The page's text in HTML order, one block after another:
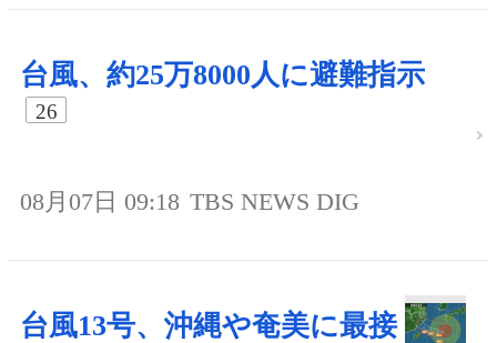
台風、約25万8000人に避難指示
26
08月07日 09:18 TBS NEWS DIG
台風13号、沖縄や奄美に最接